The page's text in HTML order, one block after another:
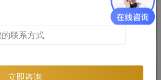
￥1114.00
立即咨询